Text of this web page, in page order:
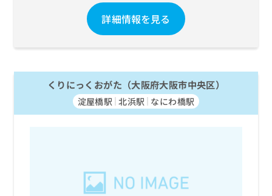
詳細情報を見る
くりにっくおがた（大阪府大阪市中央区）
淀屋橋駅 北浜駅 なにわ橋駅